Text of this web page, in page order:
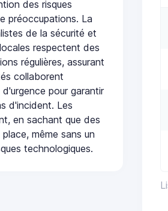
des risques
préoccupations. La
de la sécurité et
respectent des
régulières, assurant
collaborent
pour garantir
d'incident. Les
en sachant que des
même sans un
technologiques.